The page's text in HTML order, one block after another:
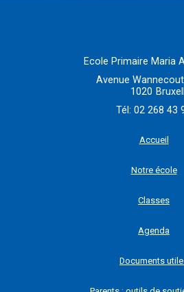
Ecole Primaire Maria
Avenue
1020
Tél: 02 268 43
Accueil
Notre école
Classes
Agenda
Documents